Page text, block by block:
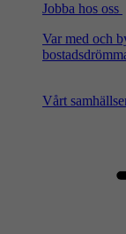
Jobba hos oss
Var med och
Vårt